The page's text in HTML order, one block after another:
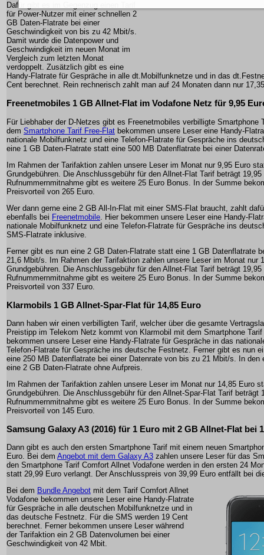
Dafür gibt es im Gegenzug einen Tarif
für Power-Nutzer mit einer schnellen 2
GB Daten-Flatrate bei einer
Geschwindigkeit von bis zu 42 Mbit/s.
Damit wurde die Datenpower und
Geschwindigkeit im neuen Monat im
Vergleich zum letzten Monat
verdoppelt. Zusätzlich gibt es eine
Handy-Flatrate für Gespräche in alle dt.Mobilfunknetze und in das
Cent berechnet. Rein rechnerisch zahlt man auf 24 Monaten dann nur
Freenetmobiles 1 GB Allnet-Flat im Vodafone Netz für 9,95
Für Liebhaber der D-Netzes gibt es Freenetmobiles verbilligte Smartphone
dem Smartphone Tarif Free-Flat bekommen unsere Leser eine Handy-
nationale Mobilfunknetz und eine Telefon-Flatrate für Gespräche ins
eine 1 GB Daten-Flatrate statt eine 500 MB Datenflatrate bei einer
Im Rahmen der Tarifaktion zahlen unsere Leser im Monat nur 9,95 Euro
Grundgebühren. Die Anschlussgebühr für den Allnet-Flat Tarif beträgt
Rufnummernmitnahme gibt es weitere 25 Euro Bonus. In der Summe
Preisvorteil von 265 Euro.
Wer dann gerne eine 2 GB All-In-Flat mit einer SMS-Flat braucht, zahlt
ebenfalls bei Freenetmobile . Hier bekommen unsere Leser eine Handy-
nationale Mobilfunknetz und eine Telefon-Flatrate für Gespräche ins
SMS-Flatrate inklusive.
Ferner gibt es nun eine 2 GB Daten-Flatrate statt eine 1 GB Datenflatrate
21,6 Mbit/s. Im Rahmen der Tarifaktion zahlen unsere Leser im Monat nur
Grundgebühren. Die Anschlussgebühr für den Allnet-Flat Tarif beträgt
Rufnummernmitnahme gibt es weitere 25 Euro Bonus. In der Summe
Preisvorteil von 337 Euro.
Klarmobils 1 GB Allnet-Spar-Flat für 14,85 Euro
Dann haben wir einen verbilligten Tarif, welcher über die gesamte
Preistipp im Telekom Netz kommt von Klarmobil mit dem Smartphone Tarif
bekommen unsere Leser eine Handy-Flatrate für Gespräche in das
Telefon-Flatrate für Gespräche ins deutsche Festnetz. Ferner gibt es nun
eine 250 MB Datenflatrate bei einer Datenrate von bis zu 21 Mbit/s. In den
eine 2 GB Daten-Flatrate ohne Aufpreis.
Im Rahmen der Tarifaktion zahlen unsere Leser im Monat nur 14,85 Euro
Grundgebühren. Die Anschlussgebühr für den Allnet-Spar-Flat Tarif beträgt
Rufnummernmitnahme gibt es weitere 25 Euro Bonus. In der Summe
Preisvorteil von 145 Euro.
Samsung Galaxy A3 (2016) für 1 Euro mit 2 GB Allnet-Flat bei
Dann gibt es auch den ersten Smartphone Tarif mit einem neuen
Euro. Bei dem Angebot mit dem Galaxy A3 zahlen unsere Leser für das
den Smartphone Tarif Comfort Allnet Vodafone werden in den ersten 24
statt 29,99 Euro verlangt. Der Anschlusspreis von 39,99 Euro entfällt bei
Bei dem Bundle Angebot mit dem Tarif Comfort Allnet
Vodafone bekommen unsere Leser eine Handy-Flatrate
für Gespräche in alle deutschen Mobilfunknetze und in
das deutsche Festnetz. Für die SMS werden 19 Cent
berechnet. Ferner bekommen unsere Leser während
der Tarifaktion ein 2 GB Datenvolumen bei einer
Geschwindigkeit von 42 Mbit.